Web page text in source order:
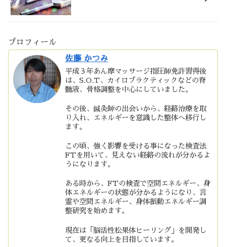
プロフィール
佐藤 かつみ
平成３年あん摩マッサージ指圧師免許習得後
は、S.O.T、カイロプラクティックなどの脊
髄液、骨格調整を中心にしていました。
その後、鍼灸師の出会いから、経絡治療を取
り入れ、エネルギーを意識した整体へ移行し
ます。
この頃、強く影響を受ける事になった検査法
FTを用いて、見えない経絡の流れが分かるよ
うになります。
ある時から、FTの検査で空間エネルギー、身
体エネルギーの状態が分かるようになり、言
霊や空間エネルギー、身体振動エネルギー調
整研究を始めます。
現在は「脳活性松果体ヒーリング」を開発し
て、更なる向上を目指しています。